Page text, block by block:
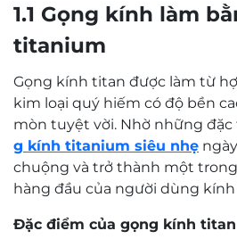
1.1 Gọng kính làm
titanium
Gọng kính titan được làm từ
kim loại quý hiếm có độ bền
mòn tuyệt vời. Nhờ những đặc
g kính titanium siêu nhẹ
chuộng và trở thành một
hàng đầu của người dùng
Đặc điểm của gọng kính titan